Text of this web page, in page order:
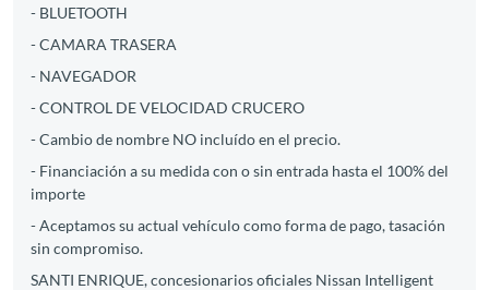
- BLUETOOTH
- CAMARA TRASERA
- NAVEGADOR
- CONTROL DE VELOCIDAD CRUCERO
- Cambio de nombre NO incluído en el precio.
- Financiación a su medida con o sin entrada hasta el 100% del
importe
- Aceptamos su actual vehículo como forma de pago, tasación
sin compromiso.
SANTI ENRIQUE, concesionarios oficiales Nissan Intelligent